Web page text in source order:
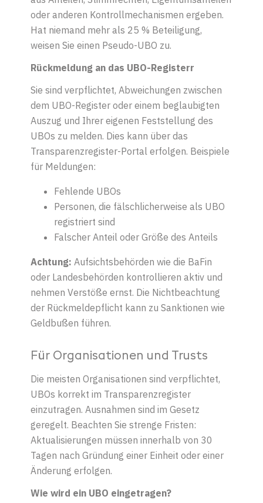
oder anderen Kontrollmechanismen ergeben.
Hat niemand mehr als 25 % Beteiligung,
weisen Sie einen Pseudo-UBO zu.
Rückmeldung an das UBO-Registerr
Sie sind verpflichtet, Abweichungen zwischen
dem UBO-Register oder einem beglaubigten
Auszug und Ihrer eigenen Feststellung des
UBOs zu melden. Dies kann über das
Transparenzregister-Portal erfolgen. Beispiele
für Meldungen:
Fehlende UBOs
Personen, die fälschlicherweise als UBO
registriert sind
Falscher Anteil oder Größe des Anteils
Achtung: Aufsichtsbehörden wie die BaFin
oder Landesbehörden kontrollieren aktiv und
nehmen Verstöße ernst. Die Nichtbeachtung
der Rückmeldepflicht kann zu Sanktionen wie
Geldbußen führen.
Für Organisationen und Trusts
Die meisten Organisationen sind verpflichtet,
UBOs korrekt im Transparenzregister
einzutragen. Ausnahmen sind im Gesetz
geregelt. Beachten Sie strenge Fristen:
Aktualisierungen müssen innerhalb von 30
Tagen nach Gründung einer Einheit oder einer
Änderung erfolgen.
Wie wird ein UBO eingetragen?